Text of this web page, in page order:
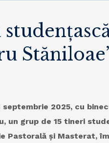
septembrie 2025, cu
un grup de 15 tineri
Pastorală și Masterat,